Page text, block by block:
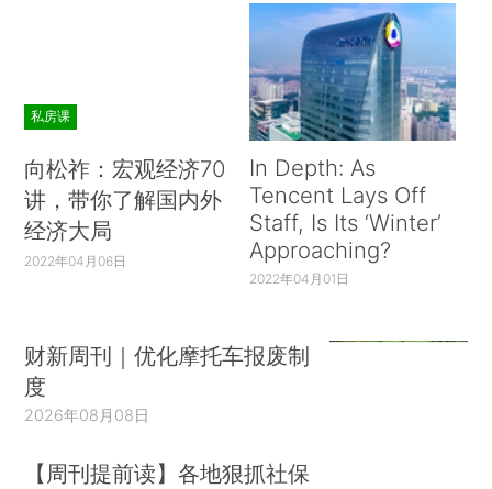
私房课
向松祚：宏观经济70
讲，带你了解国内外
经济大局
2022年04月06日
In Depth: As
Tencent Lays Off
Staff, Is Its ‘Winter’
Approaching?
2022年04月01日
财新周刊｜优化摩托车报废制
度
2026年08月08日
【周刊提前读】各地狠抓社保